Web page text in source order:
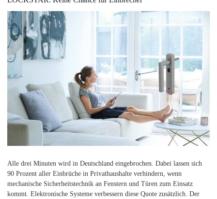
Alle drei Minuten wird in Deutschland eingebrochen. Dabei lassen sich
90 Prozent aller Einbrüche in Privathaushalte verhindern, wenn
mechanische Sicherheitstechnik an Fenstern und Türen zum Einsatz
kommt. Elektronische Systeme verbessern diese Quote zusätzlich. Der